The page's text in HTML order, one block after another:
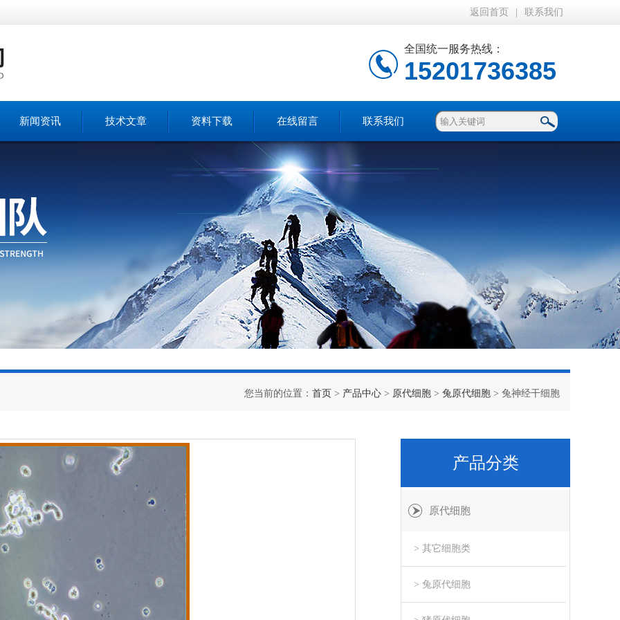
返回首页 联系我们
全国统一服务热线：
15201736385
新闻资讯 技术文章 资料下载 在线留言 联系我们
您当前的位置： 首页 > 产品中心 > 原代细胞 > 兔原代细胞 > 兔神经干细胞
产品分类
原代细胞
> 其它细胞类
> 兔原代细胞